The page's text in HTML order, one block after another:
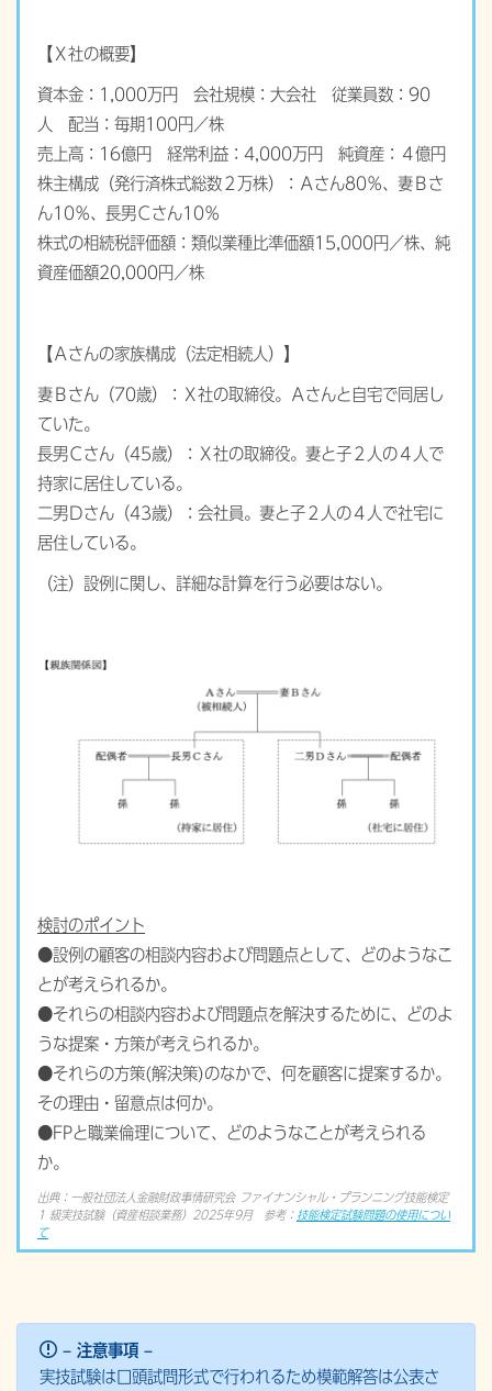
【Ｘ社の概要】
資本金：1,000万円 会社規模：大会社 従業員数：90
人 配当：毎期100円／株
売上高：16億円 経常利益：4,000万円 純資産：４億円
株主構成（発行済株式総数２万株）：Ａさん80％、妻Ｂさ
ん10％、長男Ｃさん10％
株式の相続税評価額：類似業種比準価額15,000円／株、純
資産価額20,000円／株
【Ａさんの家族構成（法定相続人）】
妻Ｂさん（70歳）：Ｘ社の取締役。Ａさんと自宅で同居し
ていた。
長男Ｃさん（45歳）：Ｘ社の取締役。妻と子２人の４人で
持家に居住している。
二男Ｄさん（43歳）：会社員。妻と子２人の４人で社宅に
居住している。
（注）設例に関し、詳細な計算を行う必要はない。
検討のポイント
●設例の顧客の相談内容および問題点として、どのようなこ
とが考えられるか。
●それらの相談内容および問題点を解決するために、どのよ
うな提案・方策が考えられるか。
●それらの方策(解決策)のなかで、何を顧客に提案するか。
その理由・留意点は何か。
●FPと職業倫理について、どのようなことが考えられる
か。
出典：一般社団法人金融財政事情研究会 ファイナンシャル・プランニング技能検定
1 級実技試験（資産相談業務）2025年9月 参考： 技能検定試験問題の使用につい
て
– 注意事項 –
実技試験は口頭試問形式で行われるため模範解答は公表さ